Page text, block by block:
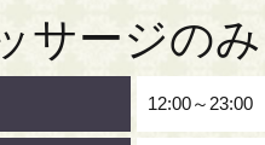
サージの
12:00～23:00